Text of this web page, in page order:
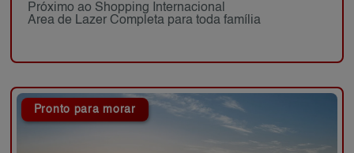
Próximo ao Shopping Internacional
Area de Lazer Completa para toda família
Pronto para morar